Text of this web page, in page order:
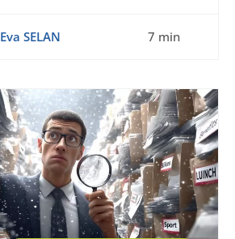
Eva SELAN 7 min